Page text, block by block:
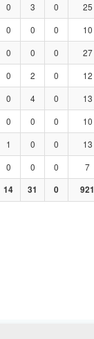
0 3 0 25
0 0 0 10
0 0 0 27
0 2 0 12
0 4 0 13
0 0 0 10
1 0 0 13
0 0 0 7
14 31 0 921